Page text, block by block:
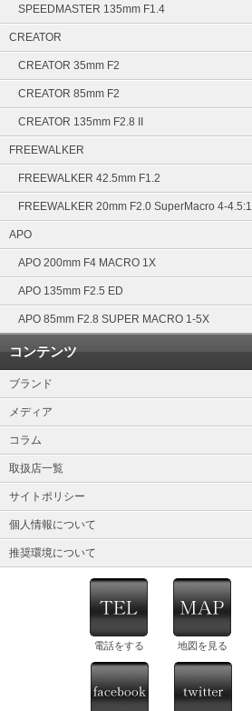
SPEEDMASTER 135mm F1.4
CREATOR
CREATOR 35mm F2
CREATOR 85mm F2
CREATOR 135mm F2.8 II
FREEWALKER
FREEWALKER 42.5mm F1.2
FREEWALKER 20mm F2.0 SuperMacro 4-4.5:1
APO
APO 200mm F4 MACRO 1X
APO 135mm F2.5 ED
APO 85mm F2.8 SUPER MACRO 1-5X
コンテンツ
ブランド
メディア
コラム
取扱店一覧
サイトポリシー
個人情報について
推奨環境について
電話をする 地図を見る